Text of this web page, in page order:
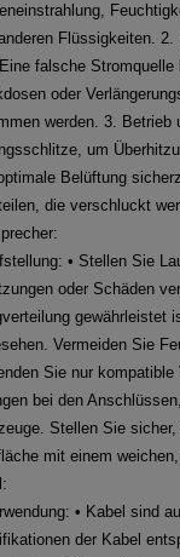
Flüssigkeiten.
falsche Stromquelle
oder
werden. 3.
um
Belüftung
die verschluckt
• Stellen Sie
oder Schäden
gewährleistet
Vermeiden Sie
Sie nur
bei den
Stellen Sie
mit einem
• Kabel sind
der Kabel